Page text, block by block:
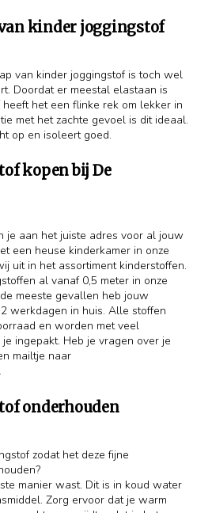
kinder joggingstof
van kinder joggingstof is toch wel
Doordat er meestal elastaan is
het een flinke rek om lekker in
met het zachte gevoel is dit ideaal.
op en isoleert goed.
kopen bij De
je aan het juiste adres voor al jouw
een heuse kinderkamer in onze
uit in het assortiment kinderstoffen.
al vanaf 0,5 meter in onze
meeste gevallen heb jouw
werkdagen in huis. Alle stoffen
en worden met veel
ingepakt. Heb je vragen over je
mailtje naar
onderhouden
zodat het deze fijne
manier wast. Dit is in koud water
Zorg ervoor dat je warm